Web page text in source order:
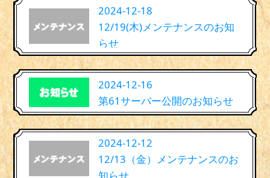
2024-12-18
12/19(木)メンテナンスのお知
らせ
2024-12-16
第61サーバー公開のお知らせ
2024-12-12
12/13（金）メンテナンスのお
知らせ